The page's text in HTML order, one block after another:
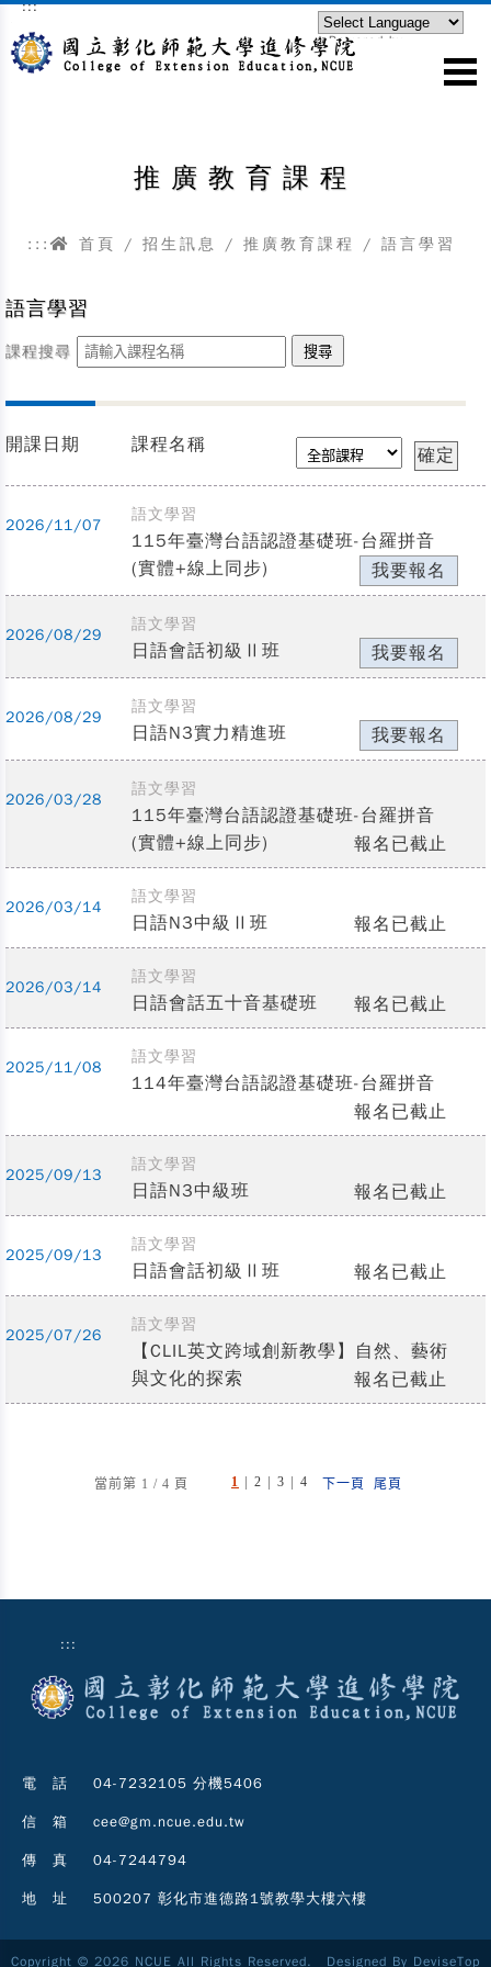
跳到主要內容區塊
:::
Powered by
推廣教育課程
::: 首頁 / 招生訊息 / 推廣教育課程 / 語言學習
語言學習
課程搜尋
開課日期 課程名稱
2026/11/07
語文學習
115年臺灣台語認證基礎班-台羅拼音
(實體+線上同步)
我要報名
2026/08/29
語文學習
日語會話初級Ⅱ班 我要報名
2026/08/29
語文學習
日語N3實力精進班 我要報名
2026/03/28
語文學習
115年臺灣台語認證基礎班-台羅拼音
(實體+線上同步)
報名已截止
2026/03/14
語文學習
日語N3中級Ⅱ班 報名已截止
2026/03/14
語文學習
日語會話五十音基礎班 報名已截止
2025/11/08
語文學習
114年臺灣台語認證基礎班-台羅拼音
報名已截止
2025/09/13
語文學習
日語N3中級班 報名已截止
2025/09/13
語文學習
日語會話初級Ⅱ班 報名已截止
2025/07/26
語文學習
【CLIL英文跨域創新教學】自然、藝術
與文化的探索
報名已截止
當前第 1 / 4 頁 1 | 2 | 3 | 4 下一頁 尾頁
:::
電 話 04-7232105 分機5406
信 箱 cee@gm.ncue.edu.tw
傳 真 04-7244794
地 址 500207 彰化市進德路1號教學大樓六樓
Copyright © 2026 NCUE All Rights Reserved. Designed By DeviseTop